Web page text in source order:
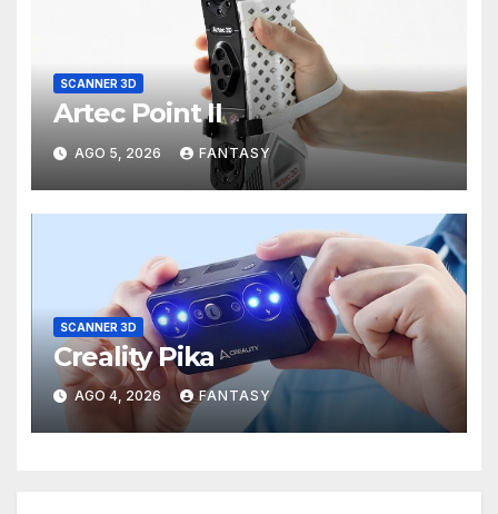
SCANNER 3D
Artec Point II
AGO 5, 2026 FANTASY
SCANNER 3D
Creality Pika
AGO 4, 2026 FANTASY